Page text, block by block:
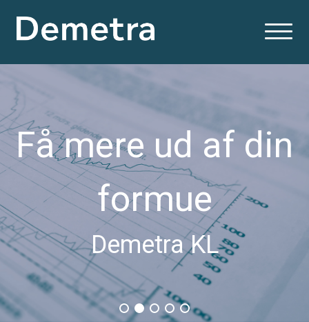
Få mere ud af din
formue
Demetra KL